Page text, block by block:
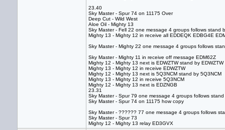
23.40
Sky Master - Spur 74 on 11175 Over
Deep Cut - Wild West
Aloe Oil - Mighty 13
Sky Master - Fell 22 one message 4 groups follows stand
Mighty 13 - Mighty 12 in receive all EDDEQK EDBG4E
Sky Master - Mighty 22 one message 4 groups follows
Sky Master - Mighty 11 in receive off message EDM62Z
Mighty 12 - Mighty 13 next is EDWZTW stand by EDWZTW
Mighty 13 - Mighty 12 in receive EDWZTW
Mighty 12 - Mighty 13 next is 5Q3NCM stand by 5Q3NCM
Mighty 13 - Mighty 12 in receive 5Q3NCM
Mighty 12 - Mighty 13 next is EDZNGB
23.31
Sky Master - Spur 79 one message 4 groups follows
Sky Master - Spur 74 on 11175 how copy
Sky Master - ?????? 77 one message 4 groups follows
Sky Master - Spur 73
Mighty 12 - Mighty 13 relay ED3GVX